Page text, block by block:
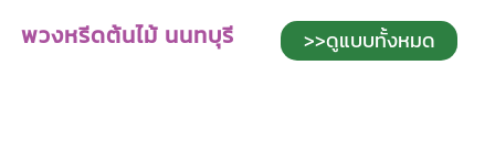
พวงหรีดต้นไม้ นนทบุรี >>ดูแบบทั้งหมด